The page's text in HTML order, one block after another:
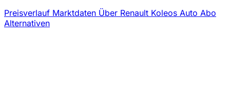
Preisverlauf Marktdaten Über Renault Koleos Auto Abo
Alternativen